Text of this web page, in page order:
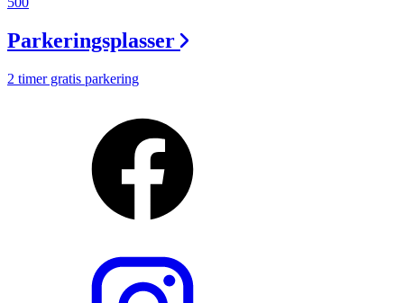
Parkeringsplasser
2 timer gratis parkering